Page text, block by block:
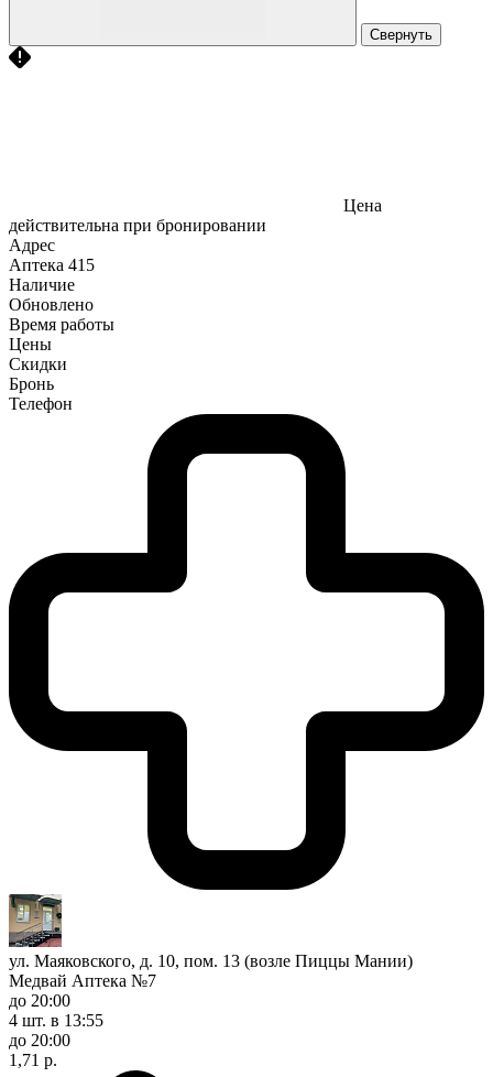
Свернуть
Цена
действительна при бронировании
Адрес
Аптека 415
Наличие
Обновлено
Время работы
Цены
Скидки
Бронь
Телефон
ул. Маяковского, д. 10, пом. 13 (возле Пиццы Мании)
Медвай Аптека №7
до 20:00
4 шт. в 13:55
до 20:00
1,71 р.